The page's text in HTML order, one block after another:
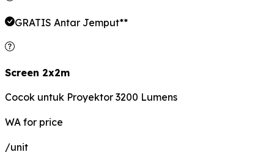
GRATIS Antar Jemput**
Screen 2x2m
Cocok untuk Proyektor 3200 Lumens
WA for price
/unit